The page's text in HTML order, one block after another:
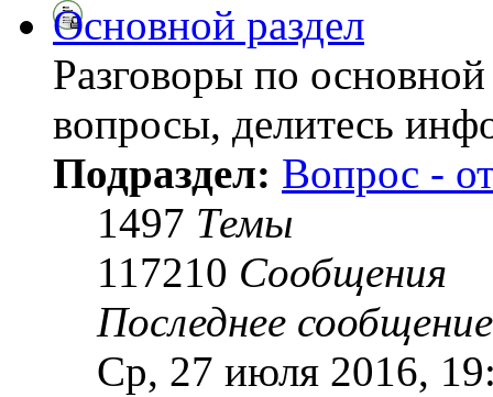
Основной раздел
Разговоры по
вопросы, делитесь
Подраздел: Вопрос -
1497 Темы
117210 Сообщения
Последнее сообщение
Ср, 27 июля 2016,